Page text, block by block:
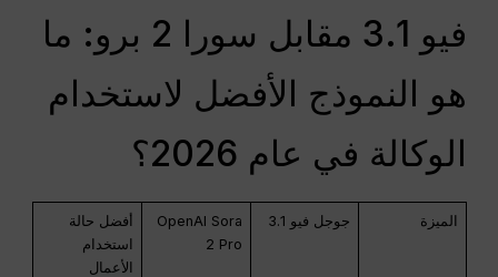
فيو 3.1 مقابل سورا 2 برو: ما
هو النموذج الأفضل لاستخدام
الوكالة في عام 2026؟
الميزة جوجل فيو 3.1
OpenAI Sora
2 Pro
أفضل حالة
استخدام
الأعمال